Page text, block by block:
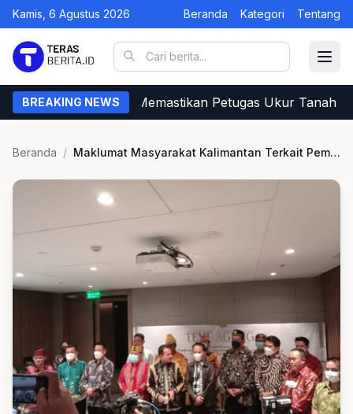
Kamis, 6 Agustus 2026 Beranda Kategori Tentang
BREAKING NEWS
Begini Cara Warga Memastikan Petugas Ukur Tanah
Beranda / Maklumat Masyarakat Kalimantan Terkait Pembangunan IKN